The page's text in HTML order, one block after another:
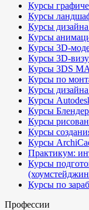
Курсы
Курсы
Курсы дизайна
Курсы
Курсы 3D-
Курсы 3D-
Курсы 3DS
Курсы по
Курсы
Курсы
Курсы
Курсы
Курсы
Курсы
Практикум:
Курсы
Курсы по
Профессии